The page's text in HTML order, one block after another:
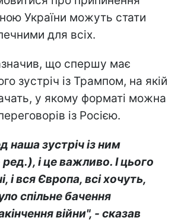
України можуть стати
для всіх.
що спершу має
зустріч із Трампом, на якій
у якому форматі можна
із Росією.
наша зустріч із ним
і це важливо. І цього
і вся Європа, всі хочуть,
спільне бачення
війни", - сказав